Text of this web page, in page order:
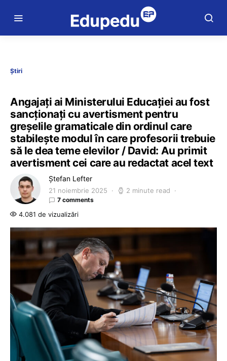
Știri
Angajați ai Ministerului Educației au fost
sancționați cu avertisment pentru
greșelile gramaticale din ordinul care
stabilește modul în care profesorii trebuie
să le dea teme elevilor / David: Au primit
avertisment cei care au redactat acel text
Ștefan Lefter
21 noiembrie 2025 2 minute read
7 comments
4.081 de vizualizări